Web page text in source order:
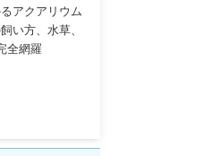
アクアリウム
い方、水草、
全網羅